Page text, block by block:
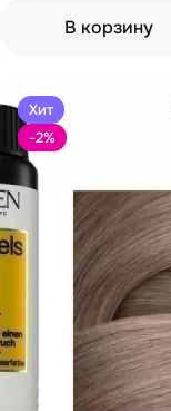
В корзину
Хит
-2%